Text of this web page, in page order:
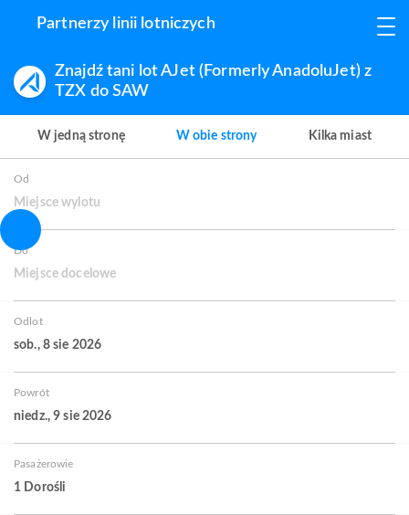
Partnerzy linii lotniczych
Znajdź tani lot AJet (Formerly AnadoluJet) z
TZX do SAW
W jedną stronę W obie strony Kilka miast
Od
Miejsce wylotu
Do
Miejsce docelowe
Odlot
sob., 8 sie 2026
Powrót
niedz., 9 sie 2026
Pasażerowie
1 Dorośli